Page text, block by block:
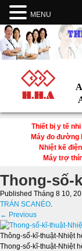
Thiết bị y tế
Máy đo đường
Nhiệt kế
Máy trợ
Thong-số-
Published Tháng 8 10,
TRÁN SCANÉO.
← Previous
Thông-số-kĩ-thuật-Nhiệt
Thong-số-kĩ-thuật-Nhiệt
MENU